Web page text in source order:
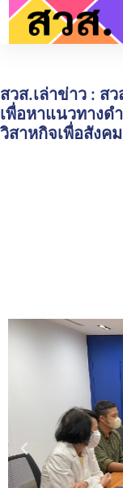
สวส.เล่าข่าว : ส
เพื่อหาแนวทางด
วิสาหกิจเพื่อสังคม